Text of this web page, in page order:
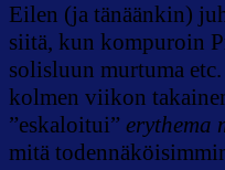
Eilen (ja tänäänkin)
siitä, kun kompuroin
solisluun murtuma
kolmen viikon
”eskaloitui” erythema
mitä